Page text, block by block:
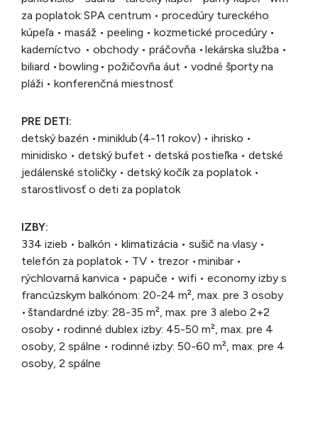
za poplatok: SPA centrum • procedúry tureckého
kúpeľa • masáž • peeling • kozmetické procedúry •
kaderníctvo • obchody • práčovňa • lekárska služba •
biliard • bowling • požičovňa áut • vodné športy na
pláži • konferenčná miestnosť
PRE DETI:
detský bazén • miniklub (4-11 rokov) • ihrisko •
minidisko • detský bufet • detská postieľka • detské
jedálenské stoličky • detský kočík za poplatok •
starostlivosť o deti za poplatok
IZBY:
334 izieb • balkón • klimatizácia • sušič na vlasy •
telefón za poplatok • TV • trezor • minibar •
rýchlovarná kanvica • papuče • wifi • economy izby s
francúzskym balkónom: 20-24 m², max. pre 3 osoby
• štandardné izby: 28-35 m², max. pre 3 alebo 2+2
osoby • rodinné dublex izby: 45-50 m², max. pre 4
osoby, 2 spálne • rodinné izby: 50-60 m², max. pre 4
osoby, 2 spálne